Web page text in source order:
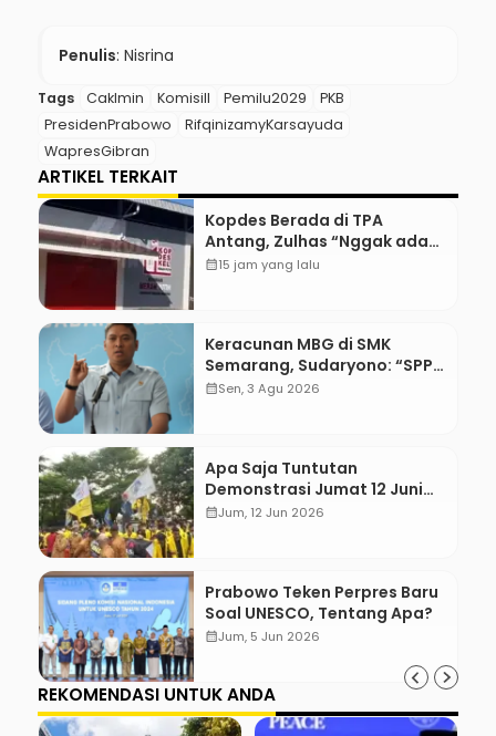
Penulis: Nisrina
Tags CakImin KomisiII Pemilu2029
PKB
PresidenPrabowo
RifqinizamyKarsayuda
WapresGibran
ARTIKEL TERKAIT
Kopdes Berada di TPA
Antang, Zulhas “Nggak ada
Lahan!”
calendar_month15 jam yang lalu
Keracunan MBG di SMK
Semarang, Sudaryono: “SPPG
Harus Bertanggung Jawab!”
calendar_monthSen, 3 Agu 2026
Apa Saja Tuntutan
Demonstrasi Jumat 12 Juni
2026?
calendar_monthJum, 12 Jun 2026
Prabowo Teken Perpres Baru
Soal UNESCO, Tentang Apa?
calendar_monthJum, 5 Jun 2026
REKOMENDASI UNTUK ANDA